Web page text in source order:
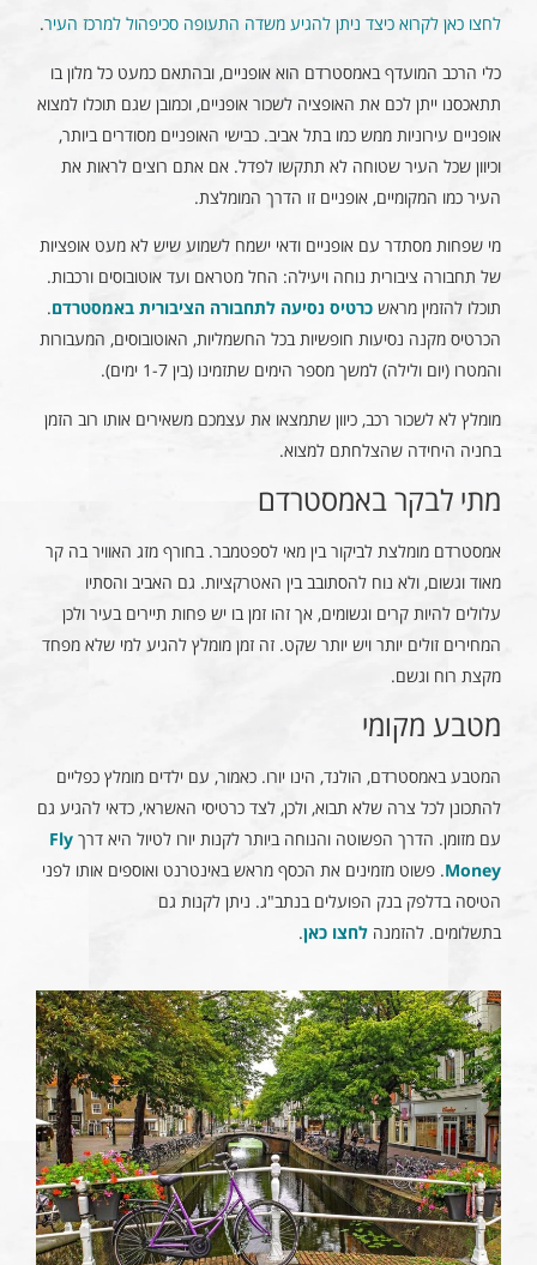
לחצו כאן לקרוא כיצד ניתן להגיע משדה התעופה סכיפהול למרכז העיר.
כלי הרכב המועדף באמסטרדם הוא אופניים, ובהתאם כמעט כל מלון בו
תתאכסנו ייתן לכם את האופציה לשכור אופניים, וכמובן שגם תוכלו למצוא
אופניים עירוניות ממש כמו בתל אביב. כבישי האופניים מסודרים ביותר,
וכיוון שכל העיר שטוחה לא תתקשו לפדל. אם אתם רוצים לראות את
העיר כמו המקומיים, אופניים זו הדרך המומלצת.
מי שפחות מסתדר עם אופניים ודאי ישמח לשמוע שיש לא מעט אופציות
של תחבורה ציבורית נוחה ויעילה: החל מטראם ועד אוטובוסים ורכבות.
תוכלו להזמין מראש כרטיס נסיעה לתחבורה הציבורית באמסטרדם.
הכרטיס מקנה נסיעות חופשיות בכל החשמליות, האוטובוסים, המעבורות
והמטרו (יום ולילה) למשך מספר הימים שתזמינו (בין 1-7 ימים).
מומלץ לא לשכור רכב, כיוון שתמצאו את עצמכם משאירים אותו רוב הזמן
בחניה היחידה שהצלחתם למצוא.
מתי לבקר באמסטרדם
אמסטרדם מומלצת לביקור בין מאי לספטמבר. בחורף מזג האוויר בה קר
מאוד וגשום, ולא נוח להסתובב בין האטרקציות. גם האביב והסתיו
עלולים להיות קרים וגשומים, אך זהו זמן בו יש פחות תיירים בעיר ולכן
המחירים זולים יותר ויש יותר שקט. זה זמן מומלץ להגיע למי שלא מפחד
מקצת רוח וגשם.
מטבע מקומי
המטבע באמסטרדם, הולנד, הינו יורו. כאמור, עם ילדים מומלץ כפליים
להתכונן לכל צרה שלא תבוא, ולכן, לצד כרטיסי האשראי, כדאי להגיע גם
עם מזומן. הדרך הפשוטה והנוחה ביותר לקנות יורו לטיול היא דרך Fly
Money. פשוט מזמינים את הכסף מראש באינטרנט ואוספים אותו לפני
הטיסה בדלפק בנק הפועלים בנתב"ג. ניתן לקנות גם
בתשלומים. להזמנה לחצו כאן.